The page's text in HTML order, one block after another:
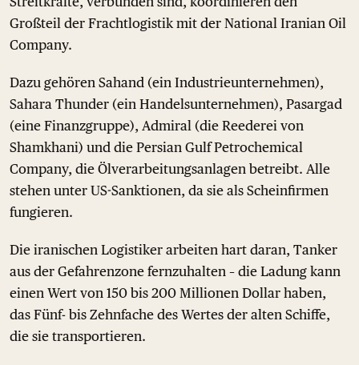
Großteil der Frachtlogistik mit der National Iranian Oil
Company.
Dazu gehören Sahand (ein Industrieunternehmen),
Sahara Thunder (ein Handelsunternehmen), Pasargad
(eine Finanzgruppe), Admiral (die Reederei von
Shamkhani) und die Persian Gulf Petrochemical
Company, die Ölverarbeitungsanlagen betreibt. Alle
stehen unter US-Sanktionen, da sie als Scheinfirmen
fungieren.
Die iranischen Logistiker arbeiten hart daran, Tanker
aus der Gefahrenzone fernzuhalten – die Ladung kann
einen Wert von 150 bis 200 Millionen Dollar haben,
das Fünf- bis Zehnfache des Wertes der alten Schiffe,
die sie transportieren.